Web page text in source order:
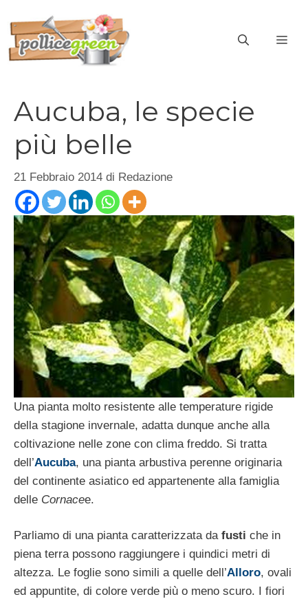
contenuto
Aucuba, le specie
più belle
21 Febbraio 2014 di Redazione
Una pianta molto resistente alle temperature rigide
della stagione invernale, adatta dunque anche alla
coltivazione nelle zone con clima freddo. Si tratta
dell’Aucuba, una pianta arbustiva perenne originaria
del continente asiatico ed appartenente alla famiglia
delle Cornacee.
Parliamo di una pianta caratterizzata da fusti che in
piena terra possono raggiungere i quindici metri di
altezza. Le foglie sono simili a quelle dell’Alloro, ovali
ed appuntite, di colore verde più o meno scuro. I fiori